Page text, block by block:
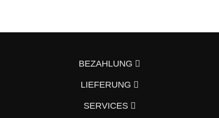
BEZAHLUNG
LIEFERUNG
SERVICES